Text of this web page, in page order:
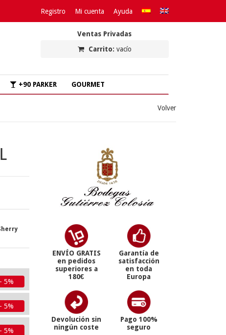
Registro Mi cuenta Ayuda
Ventas Privadas
Carrito: vacío
+90 PARKER GOURMET
Volver
- 5%
- 5%
- 5%
ENVÍO GRATIS
en pedidos
superiores a
180€
Garantía de
satisfacción
en toda
Europa
Devolución sin
ningún coste
Pago 100%
seguro